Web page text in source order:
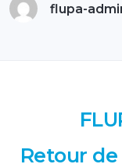
flupa-
Retour